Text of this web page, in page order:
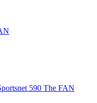
590 The FAN